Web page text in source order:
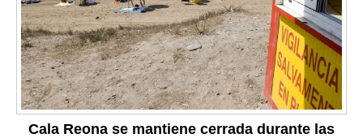
Cala Reona se mantiene cerrada durante las